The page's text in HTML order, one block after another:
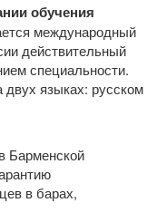
обучения
международный
действительный
специальности.
языках: русском
Барменской
в барах,